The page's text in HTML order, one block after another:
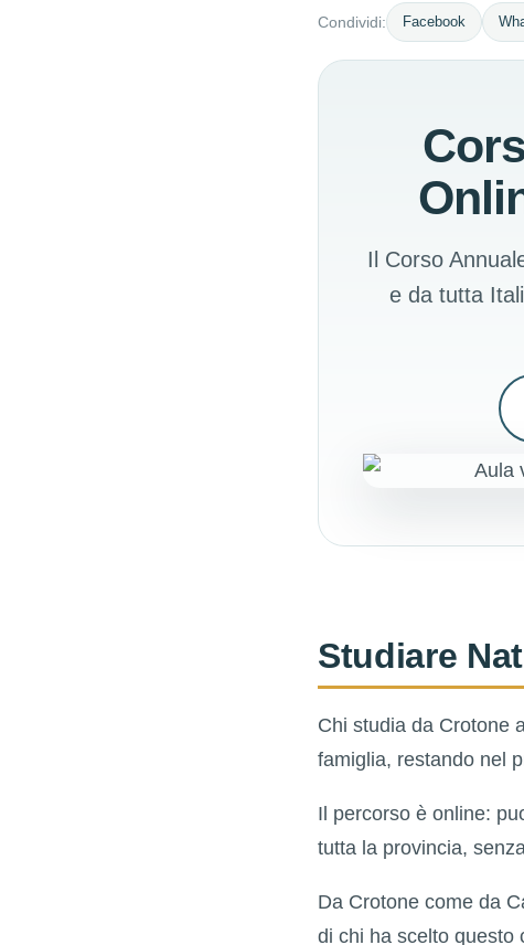
Condividi: Facebook
Il Corso
e da tutta
Studiare
Chi studia da Crotone
famiglia, restando nel
Il percorso è online:
tutta la provincia,
Da Crotone come da
di chi ha scelto questo